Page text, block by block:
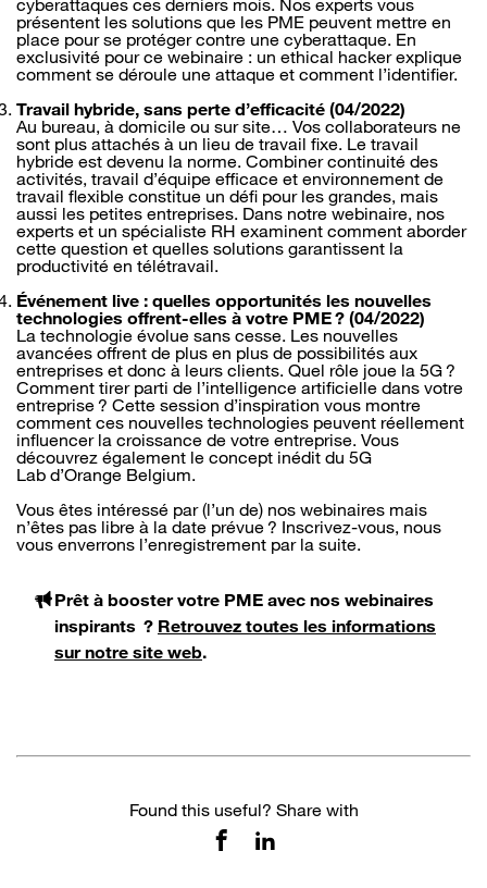
cyberattaques ces derniers mois. Nos experts vous
présentent les solutions que les PME peuvent mettre en
place pour se protéger contre une cyberattaque. En
exclusivité pour ce webinaire : un ethical hacker explique
comment se déroule une attaque et comment l’identifier.
Travail hybride, sans perte d’efficacité (04/2022)
Au bureau, à domicile ou sur site… Vos collaborateurs ne
sont plus attachés à un lieu de travail fixe. Le travail
hybride est devenu la norme. Combiner continuité des
activités, travail d’équipe efficace et environnement de
travail flexible constitue un défi pour les grandes, mais
aussi les petites entreprises. Dans notre webinaire, nos
experts et un spécialiste RH examinent comment aborder
cette question et quelles solutions garantissent la
productivité en télétravail.
Événement live : quelles opportunités les nouvelles
technologies offrent-elles à votre PME ? (04/2022)
La technologie évolue sans cesse. Les nouvelles
avancées offrent de plus en plus de possibilités aux
entreprises et donc à leurs clients. Quel rôle joue la 5G ?
Comment tirer parti de l’intelligence artificielle dans votre
entreprise ? Cette session d’inspiration vous montre
comment ces nouvelles technologies peuvent réellement
influencer la croissance de votre entreprise. Vous
découvrez également le concept inédit du 5G
Lab d’Orange Belgium.
Vous êtes intéressé par (l’un de) nos webinaires mais
n’êtes pas libre à la date prévue ? Inscrivez-vous, nous
vous enverrons l’enregistrement par la suite.
Prêt à booster votre PME avec nos webinaires
inspirants ? Retrouvez toutes les informations
sur notre site web.
Found this useful? Share with